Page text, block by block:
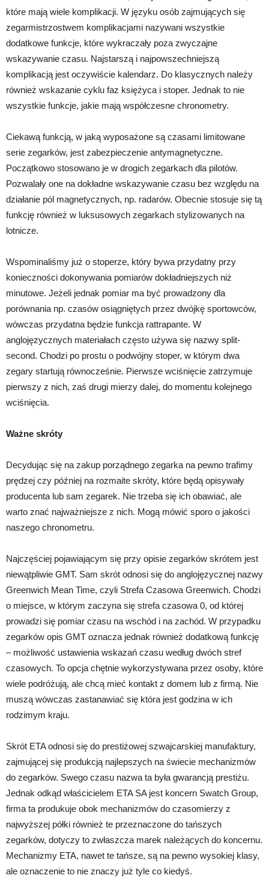
które mają wiele komplikacji. W języku osób zajmujących się
zegarmistrzostwem komplikacjami nazywani wszystkie
dodatkowe funkcje, które wykraczały poza zwyczajne
wskazywanie czasu. Najstarszą i najpowszechniejszą
komplikacją jest oczywiście kalendarz. Do klasycznych należy
również wskazanie cyklu faz księżyca i stoper. Jednak to nie
wszystkie funkcje, jakie mają współczesne chronometry.
Ciekawą funkcją, w jaką wyposażone są czasami limitowane
serie zegarków, jest zabezpieczenie antymagnetyczne.
Początkowo stosowano je w drogich zegarkach dla pilotów.
Pozwalały one na dokładne wskazywanie czasu bez względu na
działanie pól magnetycznych, np. radarów. Obecnie stosuje się tą
funkcję również w luksusowych zegarkach stylizowanych na
lotnicze.
Wspominaliśmy już o stoperze, który bywa przydatny przy
konieczności dokonywania pomiarów dokładniejszych niż
minutowe. Jeżeli jednak pomiar ma być prowadzony dla
porównania np. czasów osiągniętych przez dwójkę sportowców,
wówczas przydatna będzie funkcja rattrapante. W
anglojęzycznych materiałach często używa się nazwy split-
second. Chodzi po prostu o podwójny stoper, w którym dwa
zegary startują równocześnie. Pierwsze wciśnięcie zatrzymuje
pierwszy z nich, zaś drugi mierzy dalej, do momentu kolejnego
wciśnięcia.
Ważne skróty
Decydując się na zakup porządnego zegarka na pewno trafimy
prędzej czy później na rozmaite skróty, które będą opisywały
producenta lub sam zegarek. Nie trzeba się ich obawiać, ale
warto znać najważniejsze z nich. Mogą mówić sporo o jakości
naszego chronometru.
Najczęściej pojawiającym się przy opisie zegarków skrótem jest
niewątpliwie GMT. Sam skrót odnosi się do anglojęzycznej nazwy
Greenwich Mean Time, czyli Strefa Czasowa Greenwich. Chodzi
o miejsce, w którym zaczyna się strefa czasowa 0, od której
prowadzi się pomiar czasu na wschód i na zachód. W przypadku
zegarków opis GMT oznacza jednak również dodatkową funkcję
– możliwość ustawienia wskazań czasu według dwóch stref
czasowych. To opcja chętnie wykorzystywana przez osoby, które
wiele podróżują, ale chcą mieć kontakt z domem lub z firmą. Nie
muszą wówczas zastanawiać się która jest godzina w ich
rodzimym kraju.
Skrót ETA odnosi się do prestiżowej szwajcarskiej manufaktury,
zajmującej się produkcją najlepszych na świecie mechanizmów
do zegarków. Swego czasu nazwa ta była gwarancją prestiżu.
Jednak odkąd właścicielem ETA SA jest koncern Swatch Group,
firma ta produkuje obok mechanizmów do czasomierzy z
najwyższej półki również te przeznaczone do tańszych
zegarków, dotyczy to zwłaszcza marek należących do koncernu.
Mechanizmy ETA, nawet te tańsze, są na pewno wysokiej klasy,
ale oznaczenie to nie znaczy już tyle co kiedyś.